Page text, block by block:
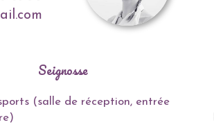
Seignosse
(salle de réception, entrée